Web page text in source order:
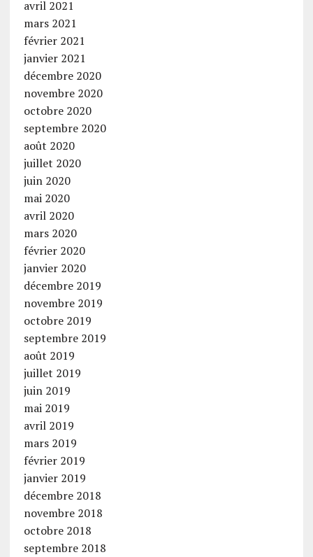
avril 2021
mars 2021
février 2021
janvier 2021
décembre 2020
novembre 2020
octobre 2020
septembre 2020
août 2020
juillet 2020
juin 2020
mai 2020
avril 2020
mars 2020
février 2020
janvier 2020
décembre 2019
novembre 2019
octobre 2019
septembre 2019
août 2019
juillet 2019
juin 2019
mai 2019
avril 2019
mars 2019
février 2019
janvier 2019
décembre 2018
novembre 2018
octobre 2018
septembre 2018